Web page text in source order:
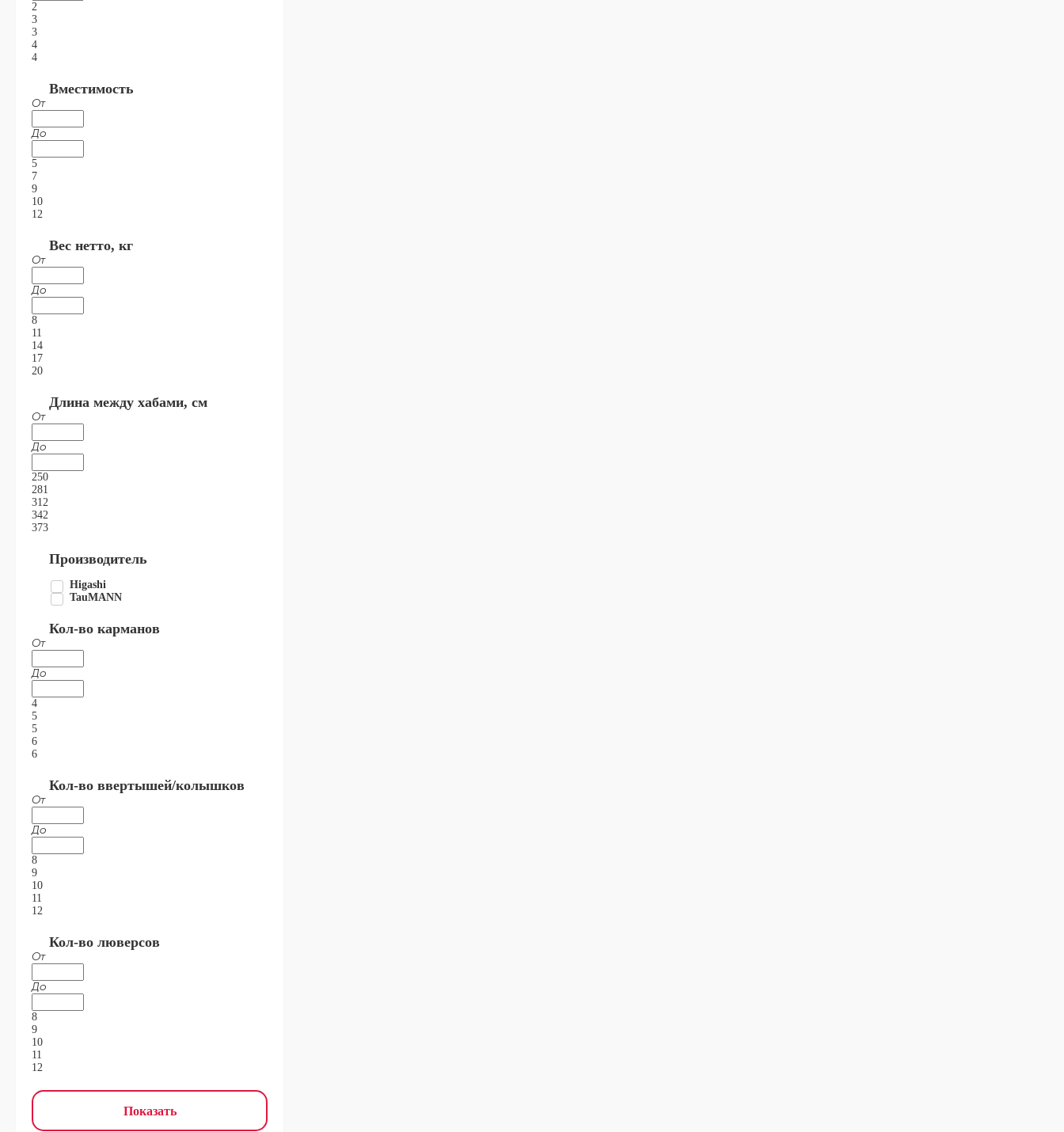
2
3
3
4
4
Вместимость
От
До
5
7
9
10
12
Вес нетто, кг
От
До
8
11
14
17
20
Длина между хабами, см
От
До
250
281
312
342
373
Производитель
Higashi
TauMANN
Кол-во карманов
От
До
4
5
5
6
6
Кол-во ввертышей/колышков
От
До
8
9
10
11
12
Кол-во люверсов
От
До
8
9
10
11
12